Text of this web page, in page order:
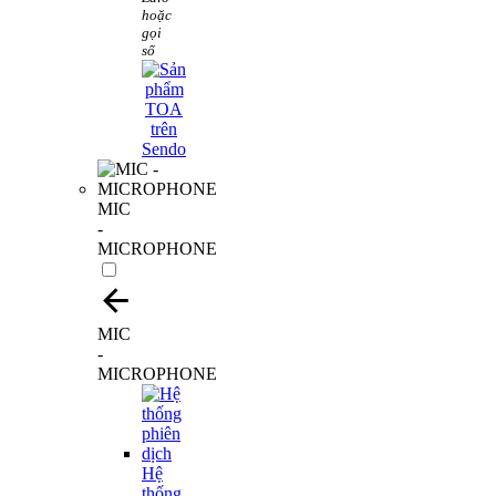
hoặc
gọi
số
MIC
-
MICROPHONE
MIC
-
MICROPHONE
Hệ